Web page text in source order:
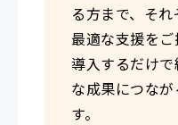
る方まで、そ
最適な支援を
導入するだけ
な成果につな
す。